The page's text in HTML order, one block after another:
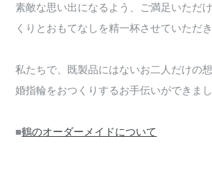
素敵な思い出になるよう、ご満足いただ
くりとおもてなしを精一杯させていただき
私たちで、既製品にはないお二人だけの
婚指輪をおつくりするお手伝いができまし
■鶴のオーダーメイドについて